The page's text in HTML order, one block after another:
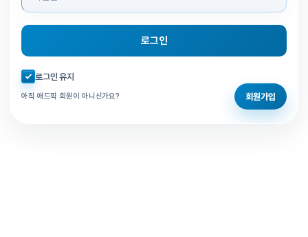
로그인
자동로그인 체크
로그인 유지
아직 애드픽 회원이 아니신가요? 회원가입